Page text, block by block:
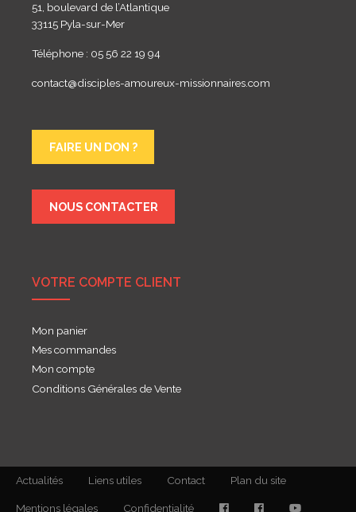
51, boulevard de l’Atlantique
33115 Pyla-sur-Mer
Téléphone : 05 56 22 19 94
contact@disciples-amoureux-missionnaires.com
FAIRE UN DON ?
NOUS CONTACTER
VOTRE COMPTE CLIENT
Mon panier
Mes commandes
Mon compte
Conditions Générales de Vente
Actualités Liens utiles Contact Plan du site
Mentions légales Confidentialité